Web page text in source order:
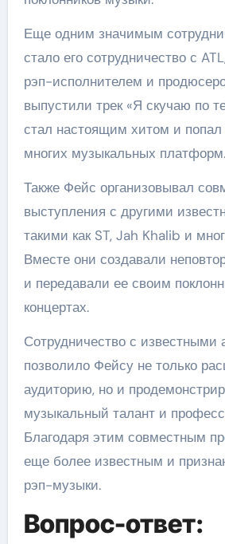
Еще одним значимым
стало его сотрудничество с
рэп-исполнителем и
выпустили трек «Я скучаю по
стал настоящим хитом и
многих музыкальных платформ.
Также Фейс организовывал
выступления с другими
такими как ST, Jah Khalib и
Вместе они создавали
и передавали ее своим
концертах.
Сотрудничество с известными
позволило Фейсу не только
аудиторию, но и
музыкальный талант и
Благодаря этим совместным
еще более известным и
рэп-музыки.
Вопрос-ответ: